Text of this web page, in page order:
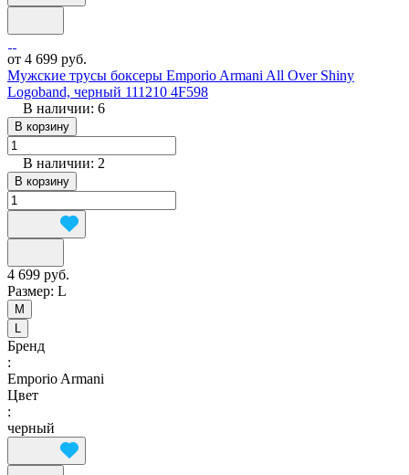
от 4 699 руб.
Мужские трусы боксеры Emporio Armani All Over Shiny
Logoband, черный 111210 4F598
В наличии: 6
В корзину
В наличии: 2
В корзину
4 699 руб.
Размер: L
M
Бренд
:
Emporio Armani
Цвет
:
черный